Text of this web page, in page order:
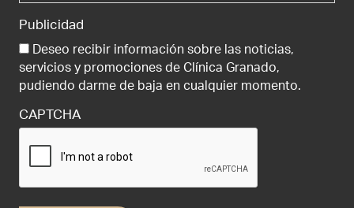
portabilidad de sus datos, de limitación y oposición a su
tratamiento, así como a no ser objeto de decisiones basadas
únicamente en el tratamiento automatizado de sus datos,
cuando procedan, en la dirección de correo electrónico
política de privacidad antes de proporcionarnos sus datos
Publicidad
Deseo recibir información sobre las noticias,
servicios y promociones de Clínica Granado,
pudiendo darme de baja en cualquier momento.
CAPTCHA